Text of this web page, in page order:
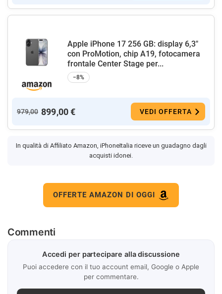
Apple iPhone 17 256 GB: display 6,3"
con ProMotion, chip A19, fotocamera
frontale Center Stage per...
−8%
979,00 899,00 € VEDI OFFERTA
In qualità di Affiliato Amazon, iPhoneItalia riceve un guadagno dagli
acquisti idonei.
OFFERTE AMAZON DI OGGI
Commenti
Accedi per partecipare alla discussione
Puoi accedere con il tuo account email, Google o Apple
per commentare.